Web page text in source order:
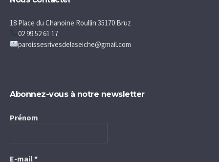
18 Place du Chanoine Roullin 35170 Bruz
02 99 52 61 17
paroissesrivesdelaseiche@gmail.com
Abonnez-vous à notre newsletter
Prénom
E-mail*